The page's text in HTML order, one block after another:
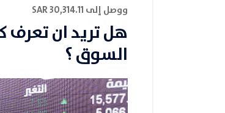
ووصل إلى 30,314.11 SAR
هل تريد ان
السوق ؟